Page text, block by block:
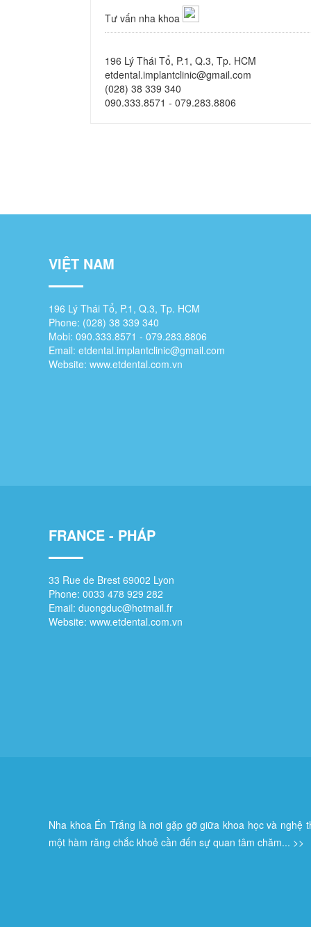
Tư vấn nha khoa
196 Lý Thái Tổ, P.1, Q.3, Tp. HCM
etdental.implantclinic@gmail.com
(028) 38 339 340
090.333.8571 - 079.283.8806
VIỆT NAM
196 Lý Thái Tổ, P.1, Q.3, Tp. HCM
Phone: (028) 38 339 340
Mobi: 090.333.8571 - 079.283.8806
Email: etdental.implantclinic@gmail.com
Website: www.etdental.com.vn
FRANCE - PHÁP
33 Rue de Brest 69002 Lyon
Phone: 0033 478 929 282
Email: duongduc@hotmail.fr
Website: www.etdental.com.vn
Nha khoa Én Trắng là nơi gặp gỡ giữa khoa học và
một hàm răng chắc khoẻ cần đến sự quan tâm chăm... >>